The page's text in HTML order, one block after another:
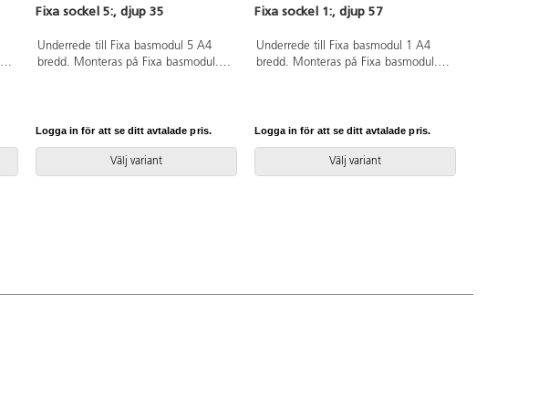
Fixa sockel 5:, djup 35
Underrede till Fixa basmodul 5 A4
bredd. Monteras på Fixa basmodul.
Logga in för att se ditt avtalade pris.
Välj variant
Fixa sockel 1:, djup 57
Underrede till Fixa basmodul 1 A4
bredd. Monteras på Fixa basmodul.
Logga in för att se ditt avtalade pris.
Välj variant